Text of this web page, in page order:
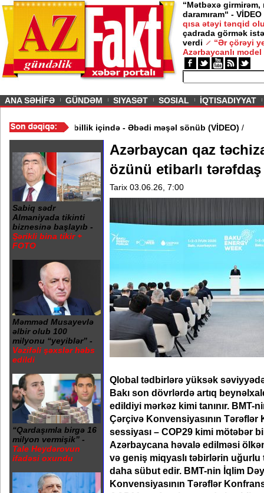
“Mətbəxə girmirəm,
daramıram“ - VİDEO
qısa ətəyi tənqid
çadrada görmək
verdi
“Ər çörəyi
Azərbaycanlı model
ANA SƏHİFƏ GÜNDƏM SIYASƏT SOSIAL İQTISADIYYAT
20 Yanvar abidəsi zibillik içində - Əbədi məşəl sönüb
Sabiq sədr
Almaniyada tikinti
biznesinə başlayıb -
Şərikli bina tikir +
FOTO
Məmməd Musayevlə
əlbir olub 100
milyonu “yeyiblər” -
Vəzifəli şəxslər həbs
edildi
“Qardaşımla birgə 16
milyon vermişik” -
Tale Heydərovun
ifadəsi oxundu
Azərbaycan qaz
özünü etibarlı
Tarix 03.06.26, 7:00
Qlobal tədbirlərə yüksək
Bakı son dövrlərdə artıq
edildiyi mərkəz kimi tanınır. BMT-
Çərçivə Konvensiyasının Tərəflər
sessiyası – COP29 kimi mötəbər
Azərbaycana həvalə edilməsi
və geniş miqyaslı təbirlərin uğurlu
daha sübut edir. BMT-nin İqlim
Konvensiyasının Tərəflər